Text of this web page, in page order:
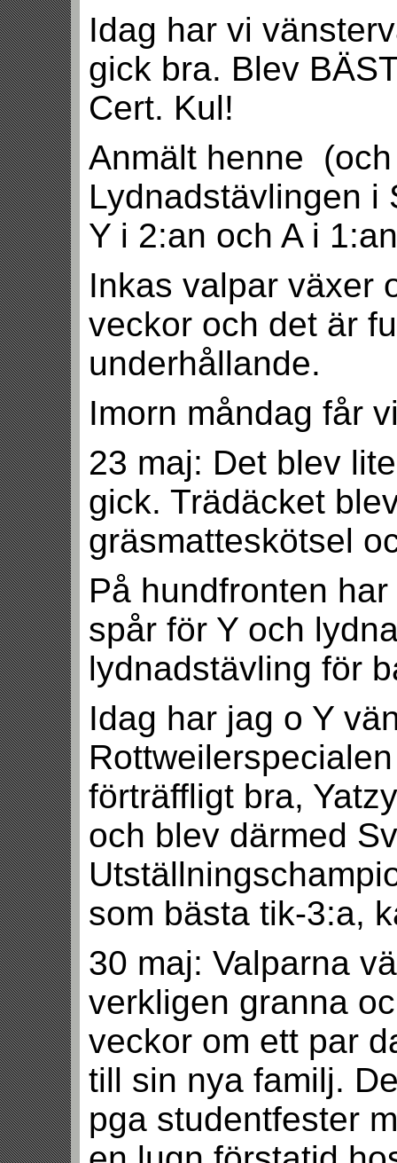
Idag har vi
gick bra. Blev
Cert. Kul!
Anmält henne
Lydnadstävlingen i
Y i 2:an och A i
Inkas valpar växer
veckor och det är
underhållande.
Imorn måndag får
23 maj: Det blev
gick. Trädäcket
gräsmatteskötsel
På hundfronten
spår för Y och
lydnadstävling för
Idag har jag o Y
förträffligt bra,
och blev därmed
som bästa tik-3:a,
30 maj: Valparna
verkligen granna
veckor om ett par
till sin nya familj.
pga studentfester